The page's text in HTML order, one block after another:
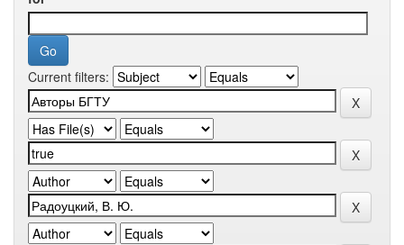
Current filters: